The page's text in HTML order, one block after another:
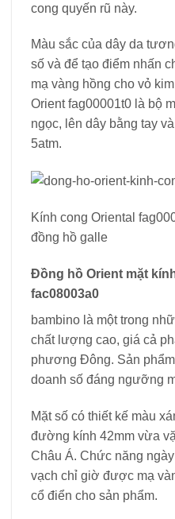
cong quyến rũ này.
Màu sắc của dây da
số và để tạo điểm nhấn
mạ vàng hồng cho vỏ
Orient fag00001t0 là bộ
ngọc, lên dây bằng tay
5atm.
Kính cong Oriental
đồng hồ galle
Đồng hồ Orient mặt
fac08003a0
bambino là một trong
chất lượng cao, giá cả
phương Đông. Sản
doanh số đáng ngưỡng
Mặt số có thiết kế màu
đường kính 42mm vừa
Châu Á. Chức năng
vạch chỉ giờ được mạ
cổ điển cho sản phẩm.